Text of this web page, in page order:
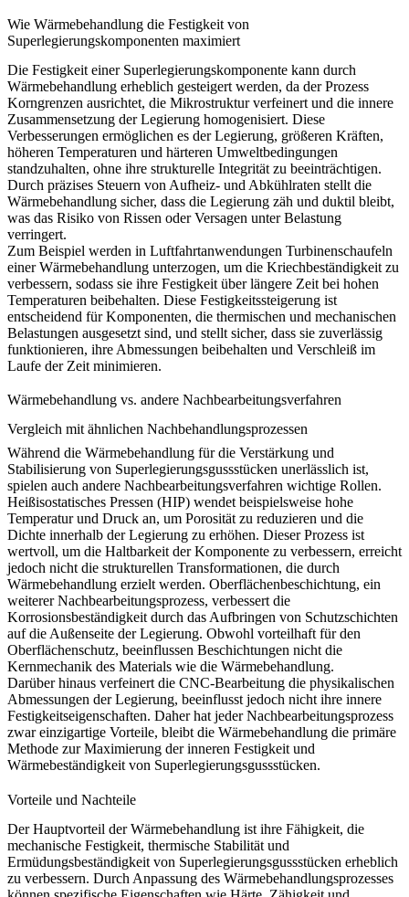
Wie Wärmebehandlung die Festigkeit von
Superlegierungskomponenten maximiert
Die Festigkeit einer Superlegierungskomponente kann durch
Wärmebehandlung erheblich gesteigert werden, da der Prozess
Korngrenzen ausrichtet, die Mikrostruktur verfeinert und die innere
Zusammensetzung der Legierung homogenisiert. Diese
Verbesserungen ermöglichen es der Legierung, größeren Kräften,
höheren Temperaturen und härteren Umweltbedingungen
standzuhalten, ohne ihre strukturelle Integrität zu beeinträchtigen.
Durch präzises Steuern von Aufheiz- und Abkühlraten stellt die
Wärmebehandlung sicher, dass die Legierung zäh und duktil bleibt,
was das Risiko von Rissen oder Versagen unter Belastung
verringert.
Zum Beispiel werden in Luftfahrtanwendungen Turbinenschaufeln
einer Wärmebehandlung unterzogen, um die Kriechbeständigkeit zu
verbessern, sodass sie ihre Festigkeit über längere Zeit bei hohen
Temperaturen beibehalten. Diese Festigkeitssteigerung ist
entscheidend für Komponenten, die thermischen und mechanischen
Belastungen ausgesetzt sind, und stellt sicher, dass sie zuverlässig
funktionieren, ihre Abmessungen beibehalten und Verschleiß im
Laufe der Zeit minimieren.
Wärmebehandlung vs. andere Nachbearbeitungsverfahren
Vergleich mit ähnlichen Nachbehandlungsprozessen
Während die Wärmebehandlung für die Verstärkung und
Stabilisierung von Superlegierungsgussstücken unerlässlich ist,
spielen auch andere Nachbearbeitungsverfahren wichtige Rollen.
Heißisostatisches Pressen (HIP) wendet beispielsweise hohe
Temperatur und Druck an, um Porosität zu reduzieren und die
Dichte innerhalb der Legierung zu erhöhen. Dieser Prozess ist
wertvoll, um die Haltbarkeit der Komponente zu verbessern, erreicht
jedoch nicht die strukturellen Transformationen, die durch
Wärmebehandlung erzielt werden. Oberflächenbeschichtung, ein
weiterer Nachbearbeitungsprozess, verbessert die
Korrosionsbeständigkeit durch das Aufbringen von Schutzschichten
auf die Außenseite der Legierung. Obwohl vorteilhaft für den
Oberflächenschutz, beeinflussen Beschichtungen nicht die
Kernmechanik des Materials wie die Wärmebehandlung.
Darüber hinaus verfeinert die CNC-Bearbeitung die physikalischen
Abmessungen der Legierung, beeinflusst jedoch nicht ihre innere
Festigkeitseigenschaften. Daher hat jeder Nachbearbeitungsprozess
zwar einzigartige Vorteile, bleibt die Wärmebehandlung die primäre
Methode zur Maximierung der inneren Festigkeit und
Wärmebeständigkeit von Superlegierungsgussstücken.
Vorteile und Nachteile
Der Hauptvorteil der Wärmebehandlung ist ihre Fähigkeit, die
mechanische Festigkeit, thermische Stabilität und
Ermüdungsbeständigkeit von Superlegierungsgussstücken erheblich
zu verbessern. Durch Anpassung des Wärmebehandlungsprozesses